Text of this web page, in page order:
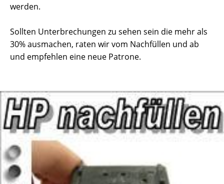
werden.
Sollten Unterbrechungen zu sehen sein die mehr als
30% ausmachen, raten wir vom Nachfüllen und ab
und empfehlen eine neue Patrone.